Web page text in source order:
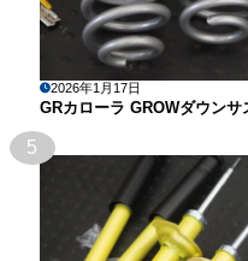
2026年1月17日
GRカローラ GROWダウン
5